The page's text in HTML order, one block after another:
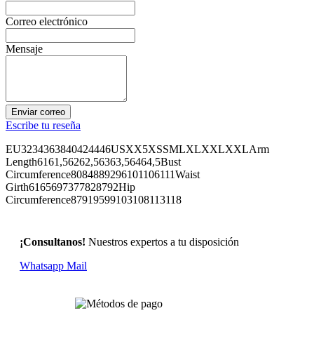
Correo electrónico
Mensaje
Enviar correo
Escribe tu reseña
EU3234363840424446USXX5XSSMLXLXXLXXLArm
Length6161,56262,56363,56464,5Bust
Circumference8084889296101106111Waist
Girth6165697377828792Hip
Circumference87919599103108113118
¡Consultanos! Nuestros expertos a tu disposición
Whatsapp Mail